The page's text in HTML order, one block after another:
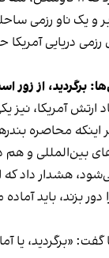
و یک ناو رزمی
برگردید، از زور
آمریکا، نیز
اینکه محاصره
بین‌المللی و هم
هشدار داد که
بزند، باید
«برگردید، یا